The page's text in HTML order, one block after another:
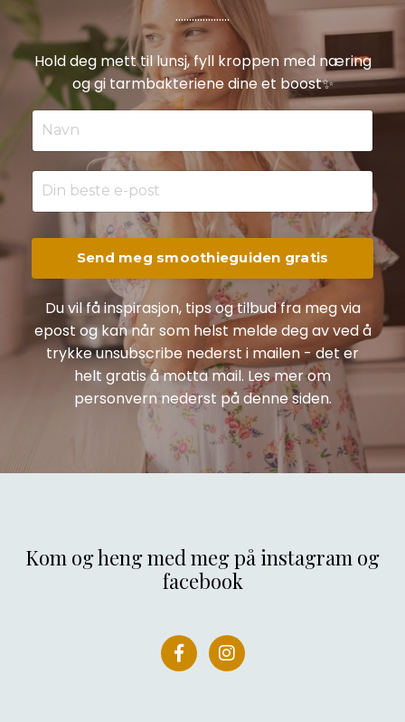
....................
Hold deg mett til lunsj, fyll kroppen med næring
og gi tarmbakteriene dine et boost✨
Send meg smoothieguiden gratis
Du vil få inspirasjon, tips og tilbud fra meg via
epost og kan når som helst melde deg av ved å
trykke unsubscribe nederst i mailen - det er
helt gratis å motta mail. Les mer om
personvern nederst på denne siden.
Kom og heng med meg på instagram og
facebook